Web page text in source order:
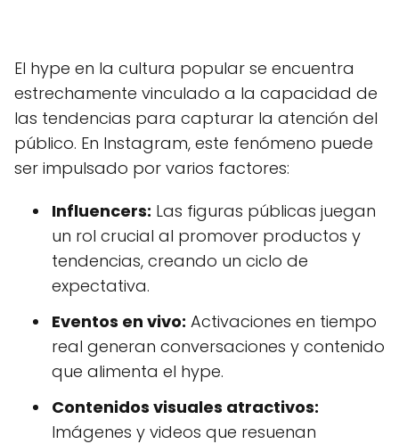
El hype en la cultura popular se encuentra
estrechamente vinculado a la capacidad de
las tendencias para capturar la atención del
público. En Instagram, este fenómeno puede
ser impulsado por varios factores:
Influencers: Las figuras públicas juegan
un rol crucial al promover productos y
tendencias, creando un ciclo de
expectativa.
Eventos en vivo: Activaciones en tiempo
real generan conversaciones y contenido
que alimenta el hype.
Contenidos visuales atractivos:
Imágenes y videos que resuenan